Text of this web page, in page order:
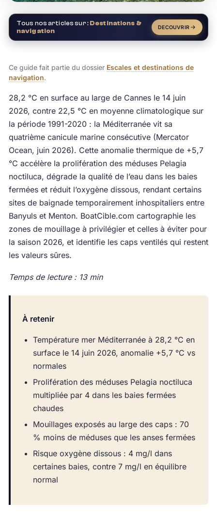
Tous nos articles sur : Destinations &
navigation
DECOUVRIR
Ce guide fait partie du dossier Escales et destinations de
navigation.
28,2 °C en surface au large de Cannes le 14 juin
2026, contre 22,5 °C en moyenne climatologique sur
la période 1991-2020 : la Méditerranée vit sa
quatrième canicule marine consécutive (Mercator
Ocean, juin 2026). Cette anomalie thermique de +5,7
°C accélère la prolifération des méduses Pelagia
noctiluca, dégrade la qualité de l’eau dans les baies
fermées et réduit l’oxygène dissous, rendant certains
sites de baignade temporairement inhospitaliers entre
Banyuls et Menton. BoatCible.com cartographie les
zones de mouillage à privilégier et celles à éviter pour
la saison 2026, et identifie les caps ventilés qui restent
les valeurs sûres.
Temps de lecture : 13 min
À retenir
Température mer Méditerranée à 28,2 °C en
surface le 14 juin 2026, anomalie +5,7 °C vs
normales
Prolifération des méduses Pelagia noctiluca
multipliée par 4 dans les baies fermées
chaudes
Mouillages exposés au large des caps : 70
% moins de méduses que les anses fermées
Risque oxygène dissous : 4 mg/l dans
certaines baies, contre 7 mg/l en équilibre
normal